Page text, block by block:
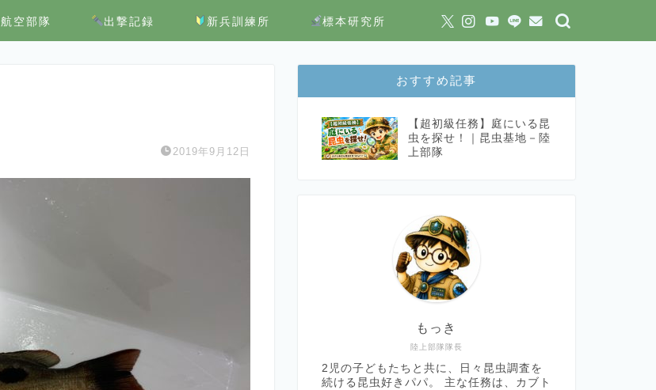
航空部隊 出撃記録 新兵訓練所 標本研究所
2019年9月12日
おすすめ記事
【超初級任務】庭にいる昆
虫を探せ！｜昆虫基地－陸
上部隊
陸上部隊隊長
もっき
2児の子どもたちと共に、日々昆虫調査を
続ける昆虫好きパパ。 主な任務は、カブト